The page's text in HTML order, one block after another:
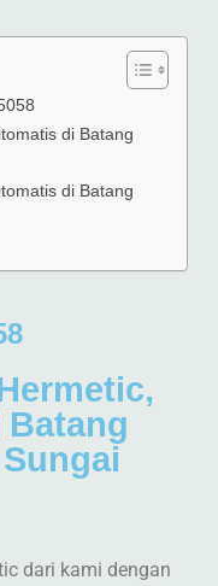
di Batang
di Batang
dari kami dengan